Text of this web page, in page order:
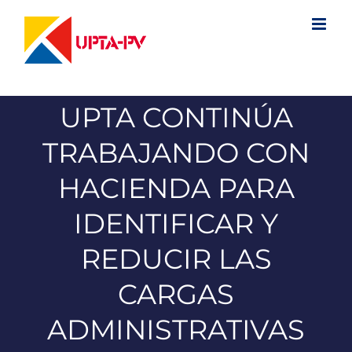
contenido
UPTA CONTINÚA
TRABAJANDO CON
HACIENDA PARA
IDENTIFICAR Y
REDUCIR LAS
CARGAS
ADMINISTRATIVAS